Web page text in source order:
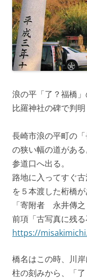
浪の平「了？福橋
比羅神社の碑で判明
長崎市浪の平町の
の狭い幅の道があ
参道口へ出る。
路地に入ってすぐ
を５本渡した桁橋
「寄附者 永井傳之
前項「古写真に残
https://
橋名はこの時、川
柱の刻みから、「